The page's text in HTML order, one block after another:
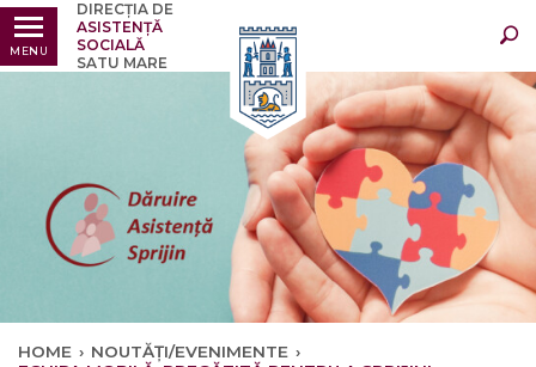
MENU
DIRECȚIA DE
ASISTENȚĂ
SOCIALĂ
SATU MARE
Ultimele
HOME › NOUTĂȚI/EVENIMENTE ›